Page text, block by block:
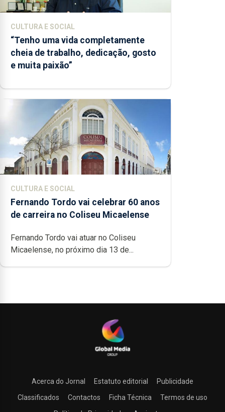
CULTURA E SOCIAL
“Tenho uma vida completamente
cheia de trabalho, dedicação, gosto
e muita paixão”
CULTURA E SOCIAL
Fernando Tordo vai celebrar 60 anos
de carreira no Coliseu Micaelense
Fernando Tordo vai atuar no Coliseu
Micaelense, no próximo dia 13 de...
Acerca do Jornal Estatuto editorial
Publicidade
Classificados
Contactos Ficha Técnica
Termos de uso